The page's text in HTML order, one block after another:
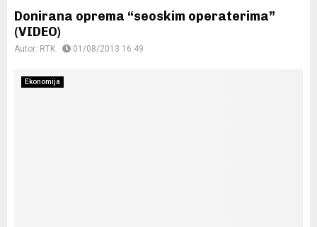
Donirana oprema “seoskim operaterima”
(VIDEO)
Autor: RTK 01/08/2013 16:49
Ekonomija